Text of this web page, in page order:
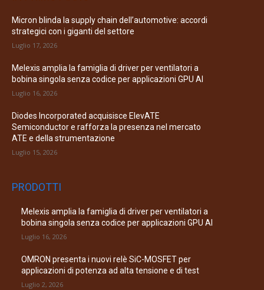
Micron blinda la supply chain dell’automotive: accordi
strategici con i giganti del settore
Luglio 17, 2026
Melexis amplia la famiglia di driver per ventilatori a
bobina singola senza codice per applicazioni GPU AI
Luglio 16, 2026
Diodes Incorporated acquisisce ElevATE
Semiconductor e rafforza la presenza nel mercato
ATE e della strumentazione
Luglio 15, 2026
PRODOTTI
Melexis amplia la famiglia di driver per ventilatori a
bobina singola senza codice per applicazioni GPU AI
Luglio 16, 2026
OMRON presenta i nuovi relè SiC-MOSFET per
applicazioni di potenza ad alta tensione e di test
Luglio 2, 2026